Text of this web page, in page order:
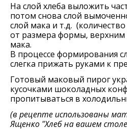
На слой хлеба выложить
потом снова слой
слой мака и т.д.
от размера формы, верхним
мака.
В процессе формирования
слегка прижать руками к
Готовый маковый пирог
кусочками шоколадных
пропитываться в
(в рецепте использованы
Ященко "Хлеб на вашем